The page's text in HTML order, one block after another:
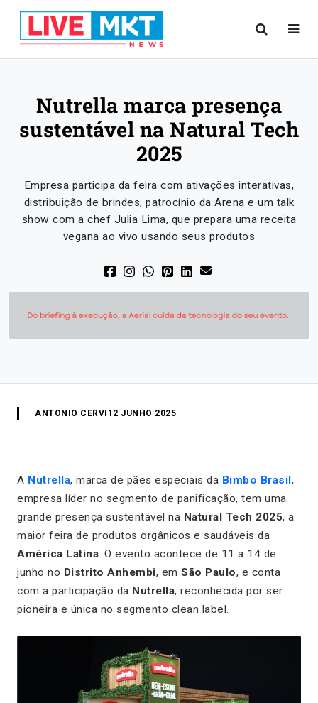
Nutrella marca presença
sustentável na Natural Tech
2025
Empresa participa da feira com ativações interativas,
distribuição de brindes, patrocínio da Arena e um talk
show com a chef Julia Lima, que prepara uma receita
vegana ao vivo usando seus produtos
ANTONIO CERVI 12 JUNHO 2025
A Nutrella, marca de pães especiais da Bimbo Brasil,
empresa líder no segmento de panificação, tem uma
grande presença sustentável na Natural Tech 2025, a
maior feira de produtos orgânicos e saudáveis da
América Latina. O evento acontece de 11 a 14 de
junho no Distrito Anhembi, em São Paulo, e conta
com a participação da Nutrella, reconhecida por ser
pioneira e única no segmento clean label.